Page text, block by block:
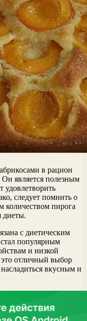
в рацион
является полезным
удовлетворить
следует помнить о
количеством пирога
диеты.
с диетическим
популярным
и низкой
отличный выбор
вкусным и